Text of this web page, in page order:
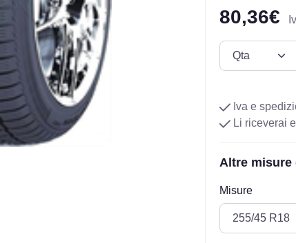
80,36€
Iva e
Li riceverai
Altre misure
Misure